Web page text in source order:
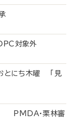
承
DPC対象外
とにち木曜 「見
PMDA・栗林審